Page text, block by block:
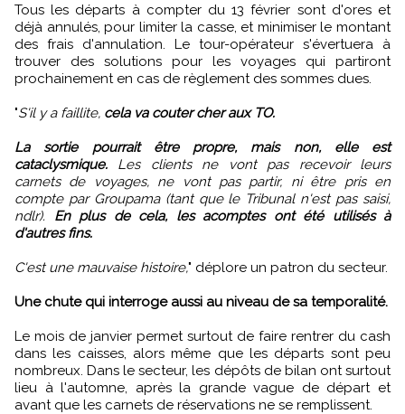
Tous les départs à compter du 13 février sont d'ores et
déjà annulés, pour limiter la casse, et minimiser le montant
des frais d'annulation. Le tour-opérateur s'évertuera à
trouver des solutions pour les voyages qui partiront
prochainement en cas de règlement des sommes dues.
"S'il y a faillite, cela va couter cher aux TO.
La sortie pourrait être propre, mais non, elle est
cataclysmique. Les clients ne vont pas recevoir leurs
carnets de voyages, ne vont pas partir, ni être pris en
compte par Groupama (tant que le Tribunal n'est pas saisi,
ndlr). En plus de cela, les acomptes ont été utilisés à
d'autres fins.
C'est une mauvaise histoire," déplore un patron du secteur.
Une chute qui interroge aussi au niveau de sa temporalité.
Le mois de janvier permet surtout de faire rentrer du cash
dans les caisses, alors même que les départs sont peu
nombreux. Dans le secteur, les dépôts de bilan ont surtout
lieu à l'automne, après la grande vague de départ et
avant que les carnets de réservations ne se remplissent.